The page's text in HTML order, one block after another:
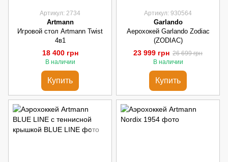
Артикул: 2734
Artmann
Игровой стол Artmann Twist
4в1
18 400 грн
В наличии
Купить
Артикул: 930564
Garlando
Аерохокей Garlando Zodiac
(ZODIAC)
23 999 грн 26 699 грн
В наличии
Купить